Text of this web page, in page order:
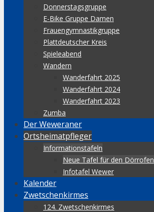
Donnerstagsgruppe
E-Bike Gruppe Damen
Frauengymnastikgruppe
Plattdeutscher Kreis
Spieleabend
Wandern
Wanderfahrt 2025
Wanderfahrt 2024
Wanderfahrt 2023
Zumba
Der Weweraner
Ortsheimatpfleger
Informationstafeln
Neue Tafel für den Dörrofen
Infotafel Wewer
Kalender
Zwetschenkirmes
124. Zwetschenkirmes